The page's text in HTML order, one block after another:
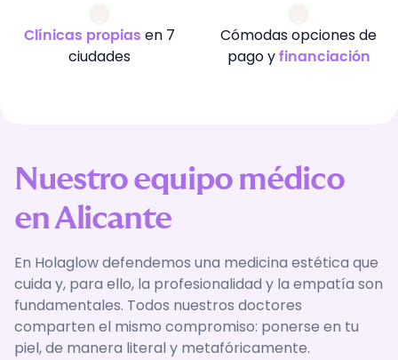
Clínicas propias en 7
ciudades
Cómodas opciones de
pago y financiación
Nuestro equipo médico
en Alicante
En Holaglow defendemos una medicina estética que
cuida y, para ello, la profesionalidad y la empatía son
fundamentales. Todos nuestros doctores
comparten el mismo compromiso: ponerse en tu
piel, de manera literal y metafóricamente.